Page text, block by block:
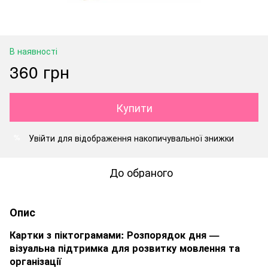
В наявності
360 грн
Купити
Увійти для відображення накопичувальної знижки
До обраного
Опис
Картки з піктограмами: Розпорядок дня —
візуальна підтримка для розвитку мовлення та
організації